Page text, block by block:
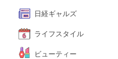
日経ギャルズ
ライフスタイル
ビューティー